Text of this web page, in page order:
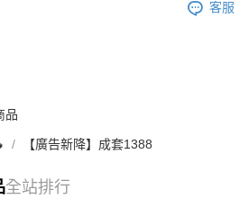
客服
品
【廣告新降】成套1388
全站排行